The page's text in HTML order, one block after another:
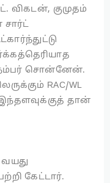
விகடன், குமுதம்
நம்பர் சொன்னேன்.
RAC/WL
தான்
கேட்டார்.